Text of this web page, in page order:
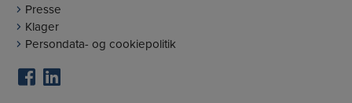
Presse
Klager
Persondata- og cookiepolitik